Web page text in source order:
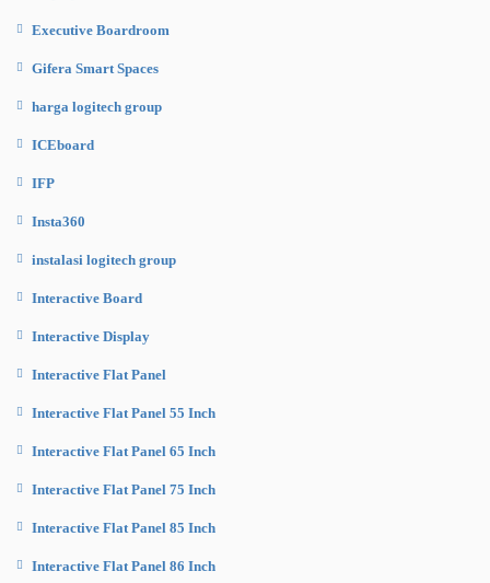
Executive Boardroom
Gifera Smart Spaces
harga logitech group
ICEboard
IFP
Insta360
instalasi logitech group
Interactive Board
Interactive Display
Interactive Flat Panel
Interactive Flat Panel 55 Inch
Interactive Flat Panel 65 Inch
Interactive Flat Panel 75 Inch
Interactive Flat Panel 85 Inch
Interactive Flat Panel 86 Inch